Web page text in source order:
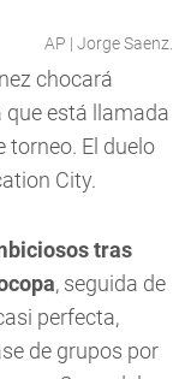
AP | Jorge Saenz.
chocará
está llamada
torneo. El duelo
City.
tras
, seguida de
perfecta,
de grupos por